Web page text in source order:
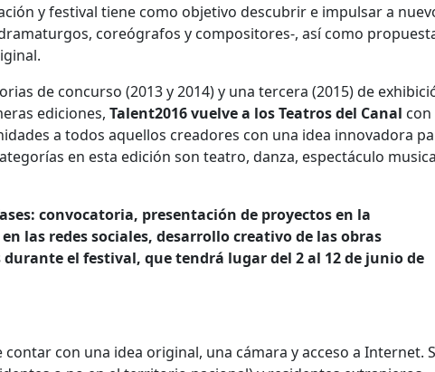
y festival tiene como objetivo descubrir e impulsar a
coreógrafos y compositores-, así como
de concurso (2013 y 2014) y una tercera (2015) de
ediciones, Talent2016 vuelve a los Teatros del Canal con
a todos aquellos creadores con una idea innovadora
en esta edición son teatro, danza, espectáculo
convocatoria, presentación de proyectos en la
las redes sociales, desarrollo creativo de las obras
el festival, que tendrá lugar del 2 al 12 de junio de
con una idea original, una cámara y acceso a Internet.